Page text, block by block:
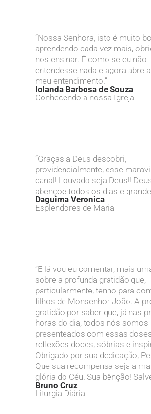
“Nossa Senhora, isto é muito
aprendendo cada vez mais,
nos ensinar. É como se eu não
entendesse nada e agora abre
meu entendimento.”
Iolanda Barbosa de Souza
Conhecendo a nossa Igreja
“Graças a Deus descobri,
providencialmente, esse
canal! Louvado seja Deus!!
abençoe todos os dias e
Daguima Veronica
Esplendores de Maria
“E lá vou eu comentar, mais
sobre a profunda gratidão que,
particularmente, tenho para
filhos de Monsenhor João. A
gratidão por saber que, já nas
horas do dia, todos nós somos
presenteados com essas
reflexões doces, sóbrias e
Obrigado por sua dedicação,
Que sua recompensa seja a
glória do Céu. Sua bênção!
Bruno Cruz
Liturgia Diária